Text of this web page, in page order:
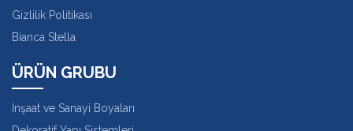
Gizlilik Politikası
Bianca Stella
ÜRÜN GRUBU
İnşaat ve Sanayi Boyaları